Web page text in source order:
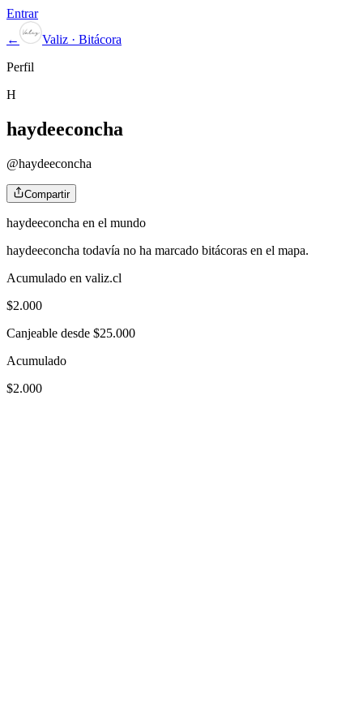
Entrar
←
Valiz · Bitácora
Perfil
H
haydeeconcha
@haydeeconcha
Compartir
haydeeconcha en el mundo
haydeeconcha todavía no ha marcado bitácoras en el mapa.
Acumulado en valiz.cl
$2.000
Canjeable desde $25.000
Acumulado
$2.000